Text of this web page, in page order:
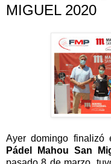
MIGUEL 2020
Ayer domingo
Pádel Mahou San